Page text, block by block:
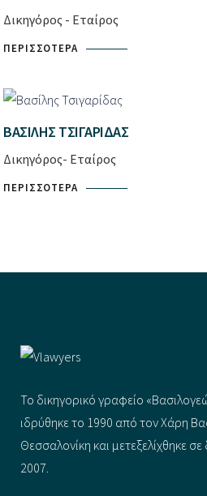
Δικηγόρος - Εταίρος
ΠΕΡΙΣΣΌΤΕΡΑ
ΒΑΣΊΛΗΣ ΤΣΙΓΑΡΊΔΑΣ
Δικηγόρος- Εταίρος
ΠΕΡΙΣΣΌΤΕΡΑ
Το δικηγορικό γραφείο
ιδρύθηκε το 1990 από τον Χάρη
Θεσσαλονίκη και μετεξελίχθηκε σε
2007.